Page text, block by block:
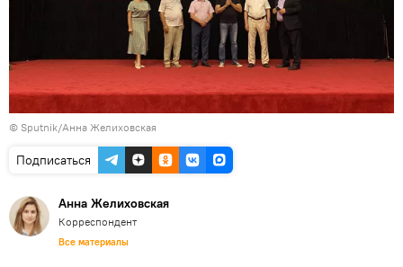
© Sputnik/Анна Желиховская
Подписаться
Анна Желиховская
Корреспондент
Все материалы